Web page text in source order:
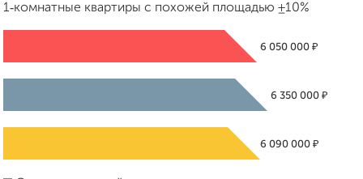
1‑комнатные квартиры с похожей площадью ±10%
6 050 000 ₽
6 350 000 ₽
6 090 000₽